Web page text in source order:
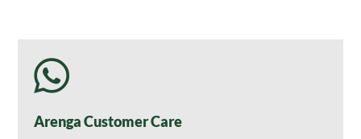
Arenga Customer Care